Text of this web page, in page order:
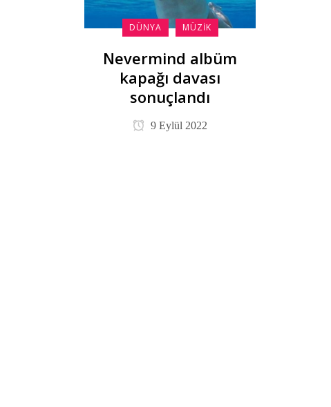
DÜNYA MÜZIK
Nevermind albüm
kapağı davası
sonuçlandı
9 Eylül 2022